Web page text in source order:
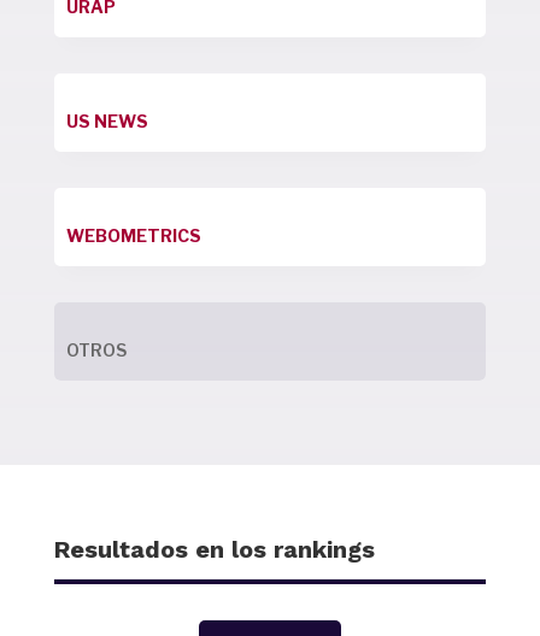
URAP
US NEWS
WEBOMETRICS
OTROS
Resultados en los rankings